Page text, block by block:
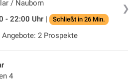
❯
/ Nauborn
- 22:00 Uhr |
Schließt in 26 Min.
Angebote: 2 Prospekte
4